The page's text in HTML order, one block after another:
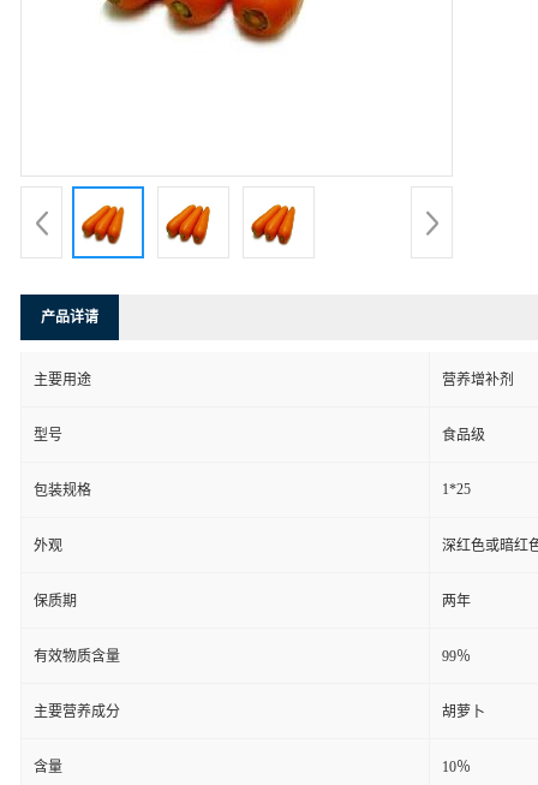
产品详请
主要用途 营养增补剂
型号 食品级
包装规格 1*25
外观 深红色或暗红
保质期 两年
有效物质含量 99％
主要营养成分 胡萝卜
含量 10％